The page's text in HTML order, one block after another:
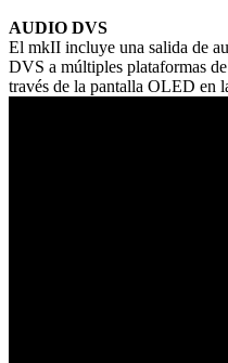
AUDIO DVS
El mkII incluye una salida de
DVS a múltiples plataformas
través de la pantalla OLED en